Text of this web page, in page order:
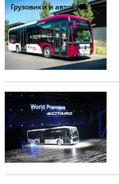
Грузовики и автобусы10
Грузовики и автобусы